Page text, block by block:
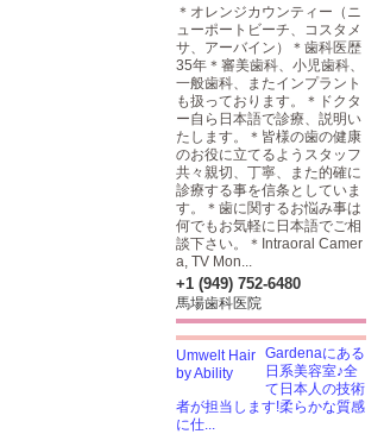
＊オレンジカウンティー（ニ
ューポートビーチ、コスタメ
サ、アーバイン）＊歯科医歴
35年＊審美歯科、小児歯科、
一般歯科、またインプラント
も扱っております。＊ドクタ
ー自ら日本語で診療、説明い
たします。＊皆様の歯の健康
のお役に立てるようスタッフ
共々親切、丁寧、また的確に
診療する事を信条としていま
す。＊歯に関するお悩み事は
何でもお気軽に日本語でご相
談下さい。＊Intraoral Camer
a, TV Mon...
+1 (949) 752-6480
馬場歯科医院
Gardenaにある
日系美容室♪全
て日本人の技術
者が担当します!柔らかな質感
に仕...